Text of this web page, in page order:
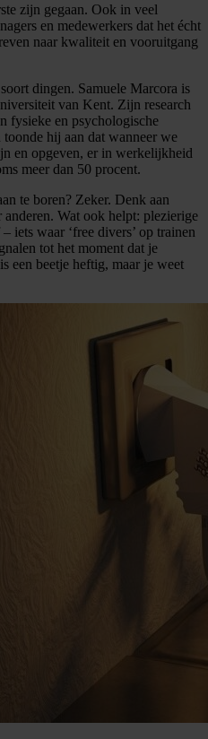
zijn gegaan. Ook in veel
en medewerkers dat het écht
naar kwaliteit en vooruitgang
dingen. Samuele Marcora is
van Kent. Zijn research
fysieke en psychologische
hij aan dat wanneer we
en opgeven, er in werkelijkheid
meer dan 50 procent.
te boren? Zeker. Denk aan
Wat ook helpt: plezierige
iets waar ‘free divers’ op trainen
tot het moment dat je
een beetje heftig, maar je weet